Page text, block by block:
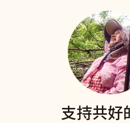
支持共好
電子發票
聘僱移工家
捐款支持